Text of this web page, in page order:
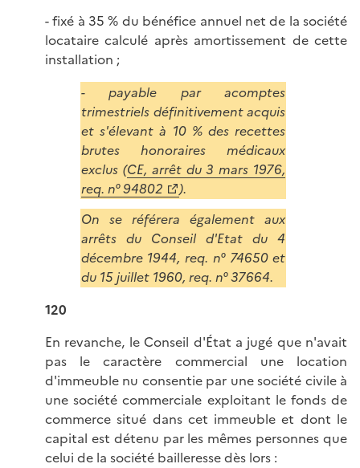
- fixé à 35 % du bénéfice annuel net de la société
locataire calculé après amortissement de cette
installation ;
- payable par acomptes
trimestriels définitivement acquis
et s'élevant à 10 % des recettes
brutes honoraires médicaux
exclus (CE, arrêt du 3 mars 1976,
req. n° 94802
).
On se référera également aux
arrêts du Conseil d'Etat du 4
décembre 1944, req. n° 74650 et
du 15 juillet 1960, req. n° 37664.
120
En revanche, le Conseil d'État a jugé que n'avait
pas le caractère commercial une location
d'immeuble nu consentie par une société civile à
une société commerciale exploitant le fonds de
commerce situé dans cet immeuble et dont le
capital est détenu par les mêmes personnes que
celui de la société bailleresse dès lors :